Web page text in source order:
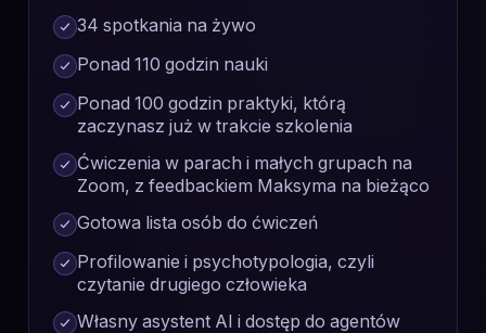
34 spotkania na żywo
Ponad 110 godzin nauki
Ponad 100 godzin praktyki, którą
zaczynasz już w trakcie szkolenia
Ćwiczenia w parach i małych grupach na
Zoom, z feedbackiem Maksyma na bieżąco
Gotowa lista osób do ćwiczeń
Profilowanie i psychotypologia, czyli
czytanie drugiego człowieka
Własny asystent AI i dostęp do agentów